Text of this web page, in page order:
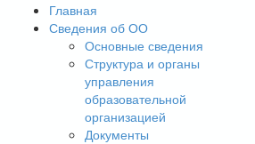
Главная
Сведения об ОО
Основные сведения
Структура и органы
управления
образовательной
организацией
Документы